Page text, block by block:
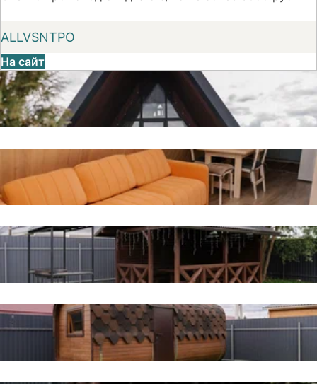
ALLVSNTPO
На сайт